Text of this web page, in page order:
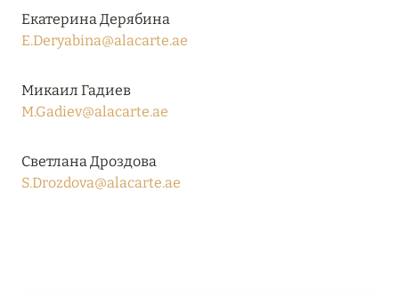
MANDARIN ORIENTAL JUMEIRA, DUBAI:
РАЗМЕЩЕНИЕ ВЕСНОЙ
Подробнее
11 декабря 2024
Екатерина Дерябина
E.Deryabina@alacarte.ae
Микаил Гадиев
M.Gadiev@alacarte.ae
Светлана Дроздова
S.Drozdova@alacarte.ae